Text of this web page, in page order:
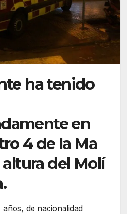
ha tenido
en
4 de la Ma
altura del Molí
años, de nacionalidad